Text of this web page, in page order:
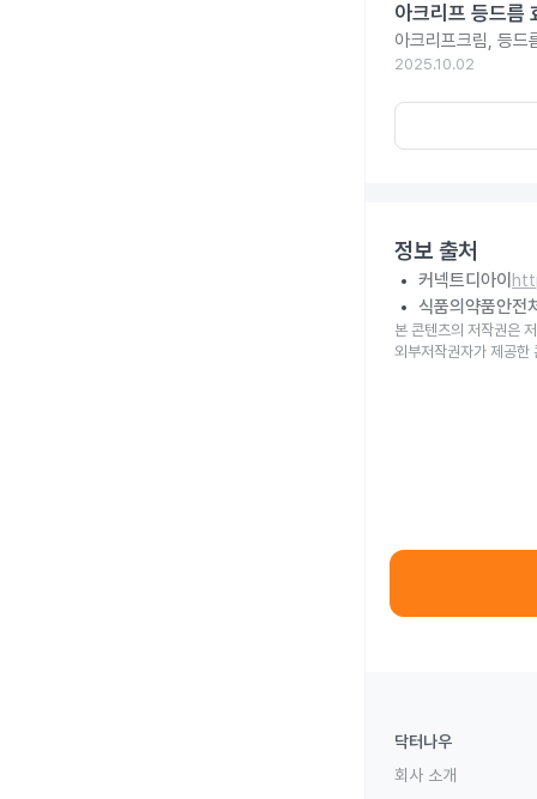
아크리프 등드름
아크리프크림, 등드
2025.10.02
정보 출처
커넥트디아이
식품의약품안전
본 콘텐츠의 저작권은
외부저작권자가 제공한
닥터나우
회사 소개